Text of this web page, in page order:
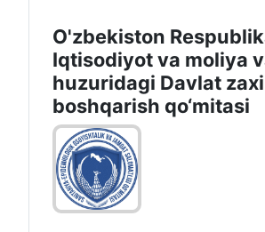
O'zbekiston
Iqtisodiyot va moliya
huzuridаgi Dаvlаt
boshqаrish qo‘mitаsi